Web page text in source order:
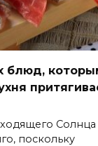
блюд,
поскольку